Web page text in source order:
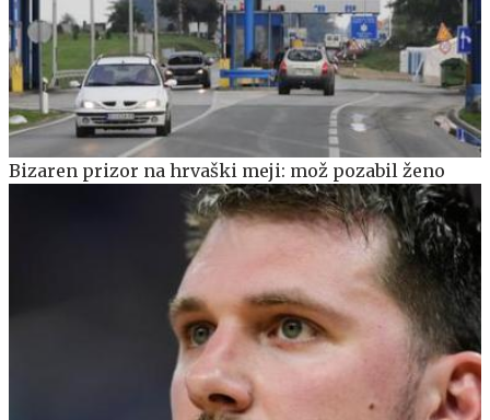
Bizaren prizor na hrvaški meji: mož pozabil ženo